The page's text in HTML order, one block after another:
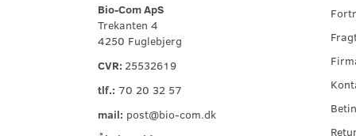
Bio-Com ApS
Trekanten 4
4250 Fuglebjerg
CVR: 25532619
tlf.: 70 20 32 57
mail: post@bio-com.dk